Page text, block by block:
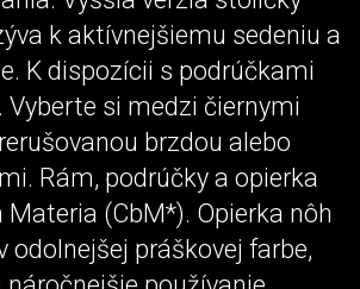
k aktívnejšiemu sedeniu a
K dispozícii s podrúčkami
Vyberte si medzi čiernymi
brzdou alebo
Rám, podrúčky a opierka
Materia (CbM*). Opierka nôh
odolnejšej práškovej farbe,